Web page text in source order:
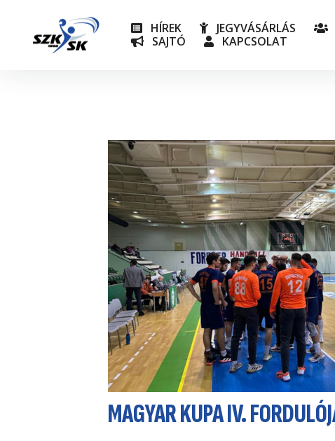
HÍREK JEGYVÁSÁRLÁS
SAJTÓ KAPCSOLAT
MAGYAR KUPA IV.